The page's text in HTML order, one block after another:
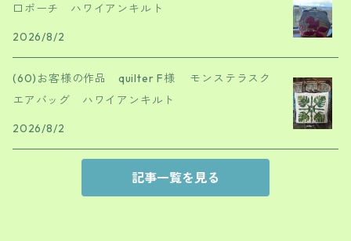
口ポーチ ハワイアンキルト
2026/8/2
(60)お客様の作品 quilter F様 モンステラスク
エアバッグ ハワイアンキルト
2026/8/2
記事一覧を見る